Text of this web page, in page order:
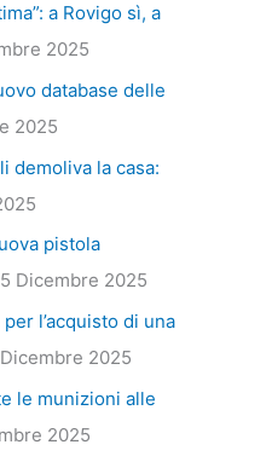
a Rovigo sì, a
2025
database delle
2025
demoliva la casa:
pistola
5 Dicembre 2025
l’acquisto di una
2025
le munizioni alle
2025